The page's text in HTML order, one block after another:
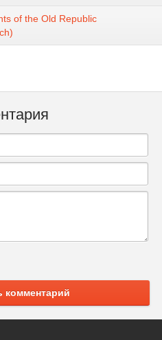
of the Old Republic
комментарий